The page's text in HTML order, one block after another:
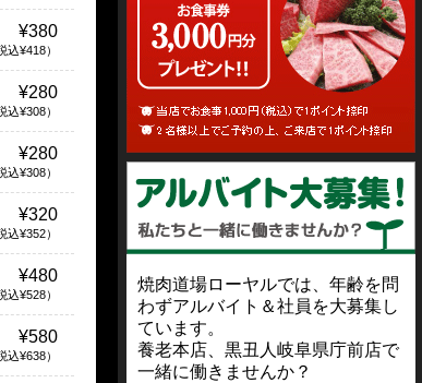
¥380
込¥418）
¥280
込¥308）
¥280
込¥308）
¥320
込¥352）
¥480
込¥528）
¥580
込¥638）
焼肉道場ローヤルでは、年齢を問
わずアルバイト＆社員を大募集し
ています。
養老本店、黒丑人岐阜県庁前店で
一緒に働きませんか？